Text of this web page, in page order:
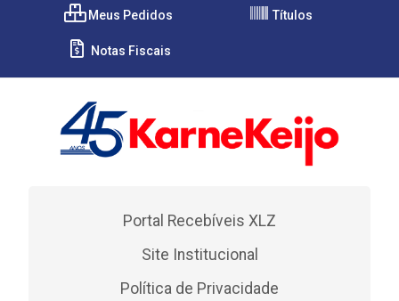
Meus Pedidos Títulos
Notas Fiscais
Portal Recebíveis XLZ
Site Institucional
Política de Privacidade